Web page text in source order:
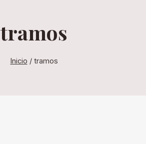
tramos
Inicio / tramos